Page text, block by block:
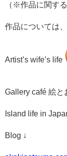
（※作品に関する
作品については
Artist’s wife’s life
Gallery café 絵と
Island life in
Blog ↓